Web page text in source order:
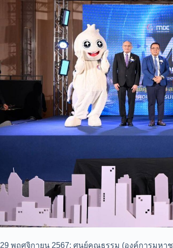
29 พฤศจิกายน 2567: ศูนย์คุณธรรม (องค์การมหา